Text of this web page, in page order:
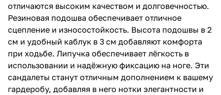
отличаются высоким качеством и долговечностью.
Резиновая подошва обеспечивает отличное
сцепление и износостойкость. Высота подошвы в 2
см и удобный каблук в 3 см добавляют комфорта
при ходьбе. Липучка обеспечивает лёгкость в
использовании и надёжную фиксацию на ноге. Эти
сандалеты станут отличным дополнением к вашему
гардеробу, добавляя в него нотки элегантности и